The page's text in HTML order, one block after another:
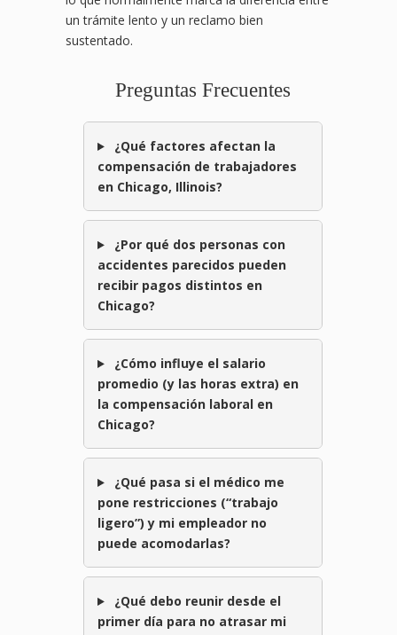
un trámite lento y un reclamo bien
sustentado.
Preguntas Frecuentes
¿Qué factores afectan la
compensación de trabajadores
en Chicago, Illinois?
¿Por qué dos personas con
accidentes parecidos pueden
recibir pagos distintos en
Chicago?
¿Cómo influye el salario
promedio (y las horas extra) en
la compensación laboral en
Chicago?
¿Qué pasa si el médico me
pone restricciones (“trabajo
ligero”) y mi empleador no
puede acomodarlas?
¿Qué debo reunir desde el
primer día para no atrasar mi